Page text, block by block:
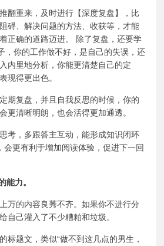
翻重来，及时进行【深度复盘】，比
碍、解决问题的方法、收获等，才能
正确的道路迈进。 除了复盘，还要学
，你的工作做不好，是自己的失误，还
内里地分析，你能更清楚自己的定
现得更出色。
期复盘，并且自我反思的时候，你的
更清晰明朗，也会活得更加通透。
考，多跟答主互动，能形成知识闭环
会更有利于增加阅读体验，促进下一回
能力。
万的内容良莠不齐。如果你不进行分
自己灌入了不少糟粕和垃圾。
标题文，类似“做不到这几点的男生，